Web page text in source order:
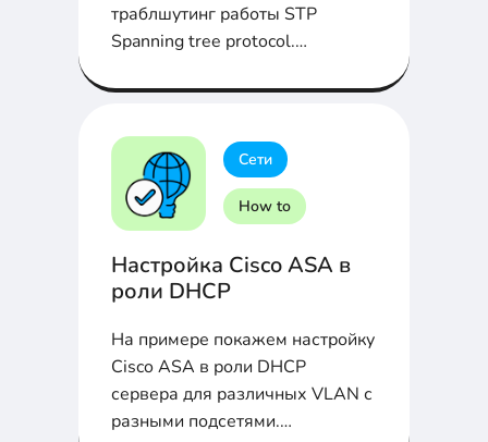
траблшутинг работы STP
Spanning tree protocol.
Сети
How to
Настройка Cisco ASA в
роли DHCP
На примере покажем настройку
Cisco ASA в роли DHCP
сервера для различных VLAN с
разными подсетями.